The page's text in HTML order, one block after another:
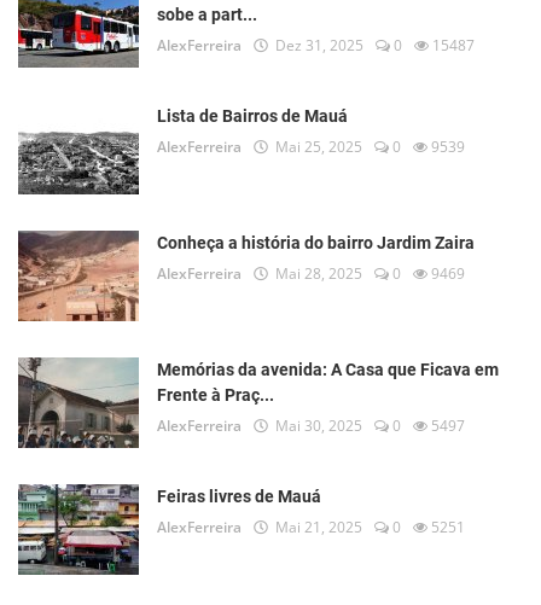
sobe a part...
AlexFerreira Dez 31, 2025 0 15487
Lista de Bairros de Mauá
AlexFerreira Mai 25, 2025 0 9539
Conheça a história do bairro Jardim Zaira
AlexFerreira Mai 28, 2025 0 9469
Memórias da avenida: A Casa que Ficava em
Frente à Praç...
AlexFerreira Mai 30, 2025 0 5497
Feiras livres de Mauá
AlexFerreira Mai 21, 2025 0 5251